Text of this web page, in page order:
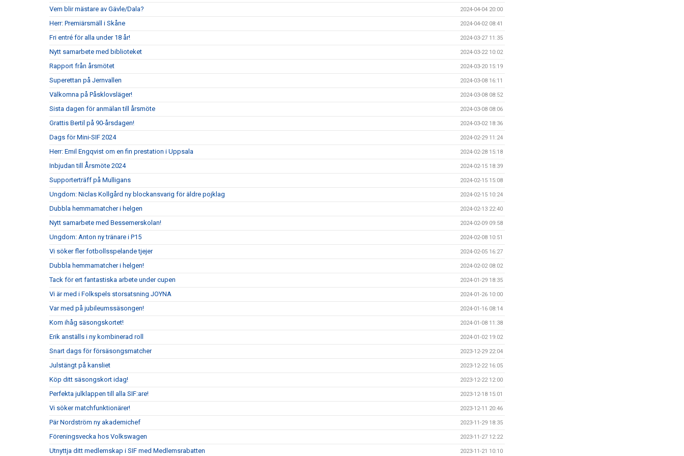
Vem blir mästare av Gävle/Dala? 2024-04-04 20:00
Herr: Premiärsmäll i Skåne 2024-04-02 08:41
Fri entré för alla under 18 år! 2024-03-27 11:35
Nytt samarbete med biblioteket 2024-03-22 10:02
Rapport från årsmötet 2024-03-20 15:19
Superettan på Jernvallen 2024-03-08 16:11
Välkomna på Påsklovsläger! 2024-03-08 08:52
Sista dagen för anmälan till årsmöte 2024-03-08 08:06
Grattis Bertil på 90-årsdagen! 2024-03-02 18:36
Dags för Mini-SIF 2024 2024-02-29 11:24
Herr: Emil Engqvist om en fin prestation i Uppsala 2024-02-28 15:18
Inbjudan till Årsmöte 2024 2024-02-15 18:39
Supporterträff på Mulligans 2024-02-15 15:08
Ungdom: Niclas Kollgård ny blockansvarig för äldre pojklag 2024-02-15 10:24
Dubbla hemmamatcher i helgen 2024-02-13 22:40
Nytt samarbete med Bessemerskolan! 2024-02-09 09:58
Ungdom: Anton ny tränare i P15 2024-02-08 10:51
Vi söker fler fotbollsspelande tjejer 2024-02-05 16:27
Dubbla hemmamatcher i helgen! 2024-02-02 08:02
Tack för ert fantastiska arbete under cupen 2024-01-29 18:35
Vi är med i Folkspels storsatsning JOYNA 2024-01-26 10:00
Var med på jubileumssäsongen! 2024-01-16 08:14
Kom ihåg säsongskortet! 2024-01-08 11:38
Erik anställs i ny kombinerad roll 2024-01-02 19:02
Snart dags för försäsongsmatcher 2023-12-29 22:04
Julstängt på kansliet 2023-12-22 16:05
Köp ditt säsongskort idag! 2023-12-22 12:00
Perfekta julklappen till alla SIF:are! 2023-12-18 15:01
Vi söker matchfunktionärer! 2023-12-11 20:46
Pär Nordström ny akademichef 2023-11-29 18:35
Föreningsvecka hos Volkswagen 2023-11-27 12:22
Utnyttja ditt medlemskap i SIF med Medlemsrabatten 2023-11-21 10:10